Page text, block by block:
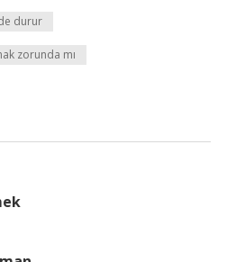
durur
zorunda mı